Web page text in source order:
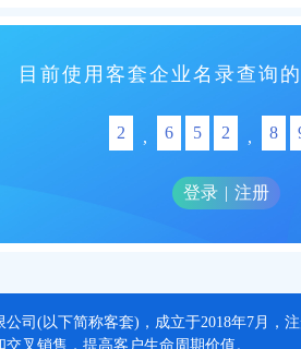
目前使用客套企业名录查询
2 , 6 5 2 , 8
登录 | 注册
公司(以下简称客套)，成立于2018年7月，
叉销售，提高客户生命周期价值。